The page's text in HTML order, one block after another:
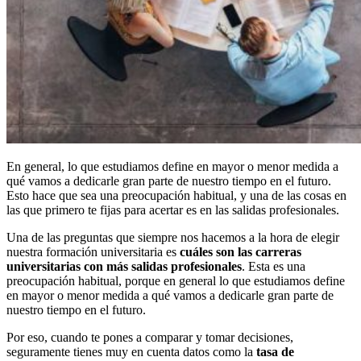
En general, lo que estudiamos define en mayor o menor medida a
qué vamos a dedicarle gran parte de nuestro tiempo en el futuro.
Esto hace que sea una preocupación habitual, y una de las cosas en
las que primero te fijas para acertar es en las salidas profesionales.
Una de las preguntas que siempre nos hacemos a la hora de elegir
nuestra formación universitaria es cuáles son las carreras
universitarias con más salidas profesionales. Esta es una
preocupación habitual, porque en general lo que estudiamos define
en mayor o menor medida a qué vamos a dedicarle gran parte de
nuestro tiempo en el futuro.
Por eso, cuando te pones a comparar y tomar decisiones,
seguramente tienes muy en cuenta datos como la tasa de